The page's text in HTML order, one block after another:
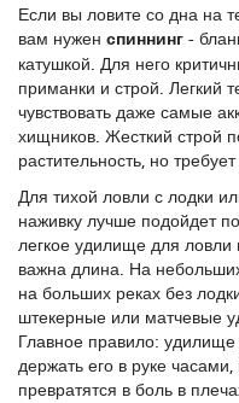
Если вы ловите со дна на
вам нужен спиннинг -
катушкой. Для него
приманки и строй. Легкий
чувствовать даже самые
хищников. Жесткий строй
растительность, но
Для тихой ловли с лодки
наживку лучше подойдет
легкое удилище для ловли
важна длина. На
на больших реках без
штекерные или матчевые
Главное правило:
держать его в руке
превратятся в боль в